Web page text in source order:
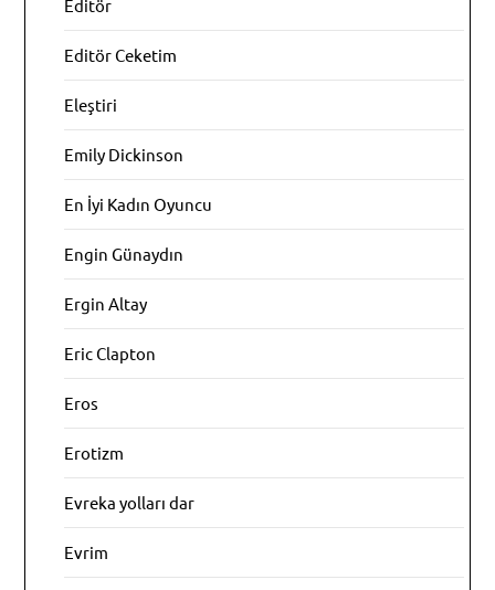
Editör
Editör Ceketim
Eleştiri
Emily Dickinson
En İyi Kadın Oyuncu
Engin Günaydın
Ergin Altay
Eric Clapton
Eros
Erotizm
Evreka yolları dar
Evrim